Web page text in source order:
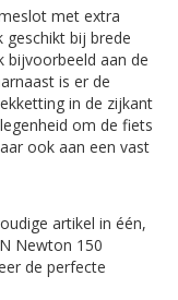
met extra
bij brede
bijvoorbeeld aan de
is er de
in de zijkant
om de fiets
ook aan een vast
artikel in één,
Newton 150
de perfecte